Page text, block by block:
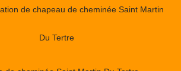
de chapeau de cheminée Saint Martin
Du Tertre